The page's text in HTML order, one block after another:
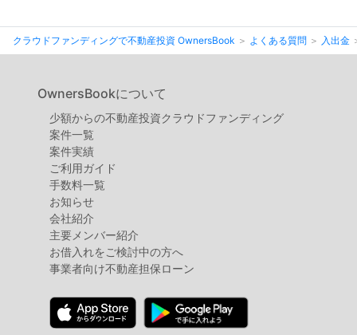
産
OwnersBook
クラウドファンディングで不動産投資 OwnersBook よくある質問 入出金
OwnersBookについて
少額からの不動産投資クラウドファンディング
案件⼀覧
案件実績
ご利用ガイド
手数料一覧
お知らせ
会社紹介
主要メンバー紹介
お借入れをご検討中の方へ
事業者向け不動産担保ローン